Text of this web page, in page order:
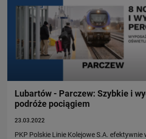
Lubartów - Parczew: Szybkie i
podróże pociągiem
23.03.2022
PKP Polskie Linie Kolejowe S.A.